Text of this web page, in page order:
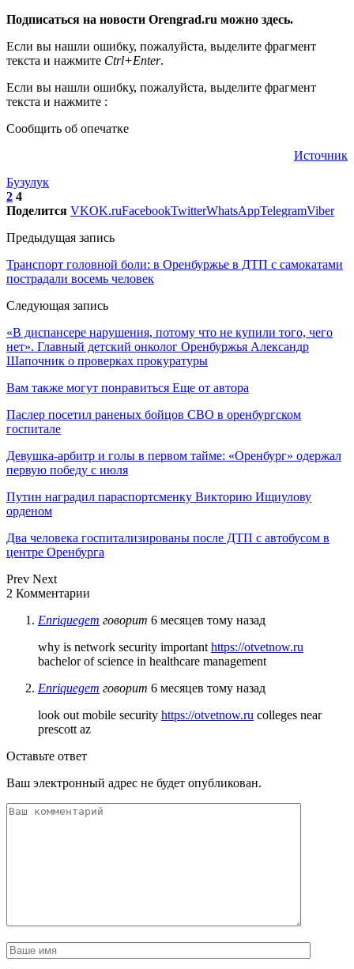
Подписаться на новости Orengrad.ru можно здесь.
Если вы нашли ошибку, пожалуйста, выделите фрагмент
текста и нажмите Ctrl+Enter.
Если вы нашли ошибку, пожалуйста, выделите фрагмент
текста и нажмите :
Сообщить об опечатке
Источник
Бузулук
2 4
Поделится VKOK.ruFacebookTwitterWhatsAppTelegramViber
Предыдущая запись
Транспорт головной боли: в Оренбуржье в ДТП с самокатами
пострадали восемь человек
Следующая запись
«В диспансере нарушения, потому что не купили того, чего
нет». Главный детский онколог Оренбуржья Александр
Шапочник о проверках прокуратуры
Вам также могут понравиться Еще от автора
Паслер посетил раненых бойцов СВО в оренбургском
госпитале
Девушка-арбитр и голы в первом тайме: «Оренбург» одержал
первую победу с июля
Путин наградил параспортсменку Викторию Ищиулову
орденом
Два человека госпитализированы после ДТП с автобусом в
центре Оренбурга
Prev Next
2 Комментарии
Enriquegem говорит 6 месяцев тому назад
why is network security important https://otvetnow.ru
bachelor of science in healthcare management
Enriquegem говорит 6 месяцев тому назад
look out mobile security https://otvetnow.ru colleges near
prescott az
Оставьте ответ
Ваш электронный адрес не будет опубликован.